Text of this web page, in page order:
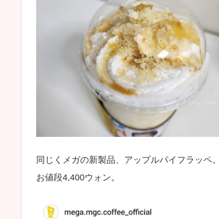
同じくメガの新製品、アップルパイフラッペ
お値段4,400ウォン。